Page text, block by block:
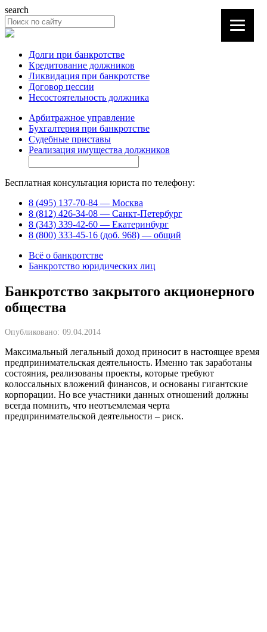
search
Долги при банкротстве
Кредитование должников
Ликвидация при банкротстве
Договор цессии
Несостоятельность должника
Арбитражное управление
Бухгалтерия при банкротстве
Судебные приставы
Реализация имущества должников
Бесплатная консультация юриста по телефону:
8 (495) 137-70-84 — Москва
8 (812) 426-34-08 — Санкт-Петербург
8 (343) 339-42-60 — Екатеринбург
8 (800) 333-45-16 (доб. 968) — общий
Всё о банкротстве
Банкротство юридических лиц
Банкротство закрытого акционерного
общества
Опубликовано: 09.04.2014
Максимальный легальный доход приносит в настоящее время
предпринимательская деятельность. Именно так заработаны
состояния, реализованы проекты, которые требуют
колоссальных вложений финансов, и основаны гигантские
корпорации. Но все участники данных отношений должны
всегда помнить, что неотъемлемая черта
предпринимательской деятельности – риск.